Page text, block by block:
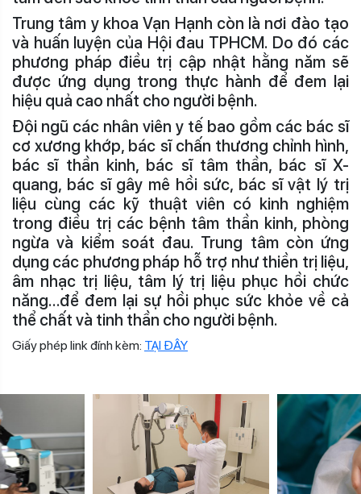
Trung tâm y khoa Vạn Hạnh còn là nơi đào tạo
và huấn luyện của Hội đau TPHCM. Do đó các
phương pháp điều trị cập nhật hằng năm sẽ
được ứng dụng trong thực hành để đem lại
hiệu quả cao nhất cho người bệnh.
Đội ngũ các nhân viên y tế bao gồm các bác sĩ
cơ xương khớp, bác sĩ chấn thương chỉnh hình,
bác sĩ thần kinh, bác sĩ tâm thần, bác sĩ X-
quang, bác sĩ gây mê hồi sức, bác sĩ vật lý trị
liệu cùng các kỹ thuật viên có kinh nghiệm
trong điều trị các bệnh tâm thần kinh, phòng
ngừa và kiểm soát đau. Trung tâm còn ứng
dụng các phương pháp hỗ trợ như thiền trị liệu,
âm nhạc trị liệu, tâm lý trị liệu phục hồi chức
năng…để đem lại sự hồi phục sức khỏe về cả
thể chất và tinh thần cho người bệnh.
Giấy phép link đính kèm: TẠI ĐÂY